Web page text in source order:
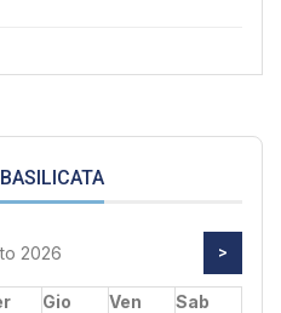
2026 >
Gio Ven
Sab